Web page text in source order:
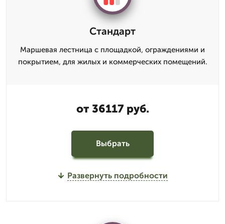
Стандарт
Маршевая лестница с площадкой, ограждениями и
покрытием, для жилых и коммерческих помещений.
от 36117 руб.
Выбрать
Развернуть подробности